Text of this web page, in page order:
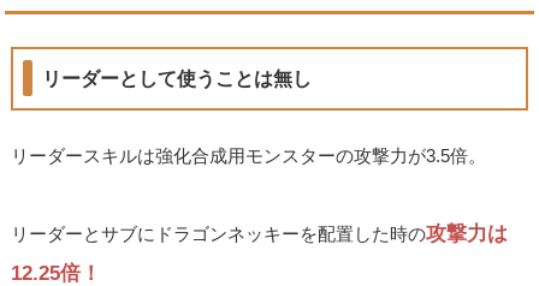
リーダーとして使うことは無し
リーダースキルは強化合成用モンスターの攻撃力が3.5倍。
リーダーとサブにドラゴンネッキーを配置した時の攻撃力は
12.25倍！